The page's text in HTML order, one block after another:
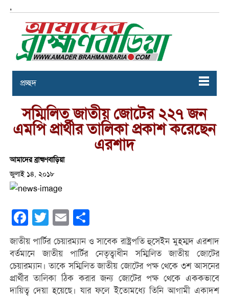
,
প্রচ্ছদ
সম্মিলিত জাতীয় জোটের ২২৭ জন
এমপি প্রার্থীর তালিকা প্রকাশ করেছেন
এরশাদ
আমাদের ব্রাহ্মণবাড়িয়া
জুলাই ১৪, ২০১৮
Facebook
Twitter Email
জাতীয় পার্টির চেয়ারম্যান ও সাবেক রাষ্ট্রপতি হুসেইন মুহম্মদ এরশাদ
বর্তমানে জাতীয় পার্টির নেতৃত্বাধীন সম্মিলিত জাতীয় জোটের
চেয়ারম্যান। তাকে সম্মিলিত জাতীয় জোটের পক্ষ থেকে ৩শ আসনের
প্রার্থীর তালিকা ঠিক করার জন্য জোটের পক্ষ থেকে এককভাবে
দায়িত্ব দেয়া হয়েছে। যার ফলে ইতোমধ্যে তিনি আগামী একাদশ